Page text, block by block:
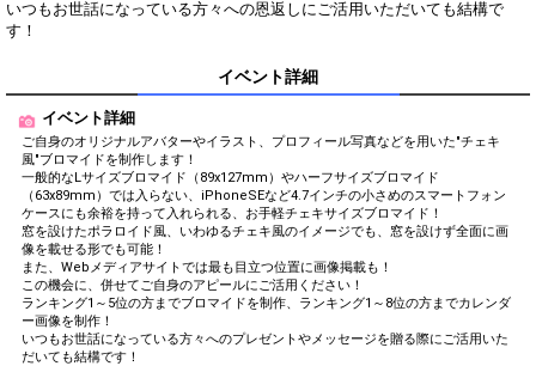
performer(s), the performer's
popularity ranking and your
To cheer on performers, you can
To send performers paid items,
you must use Show Gold.
Close
いつもお世話になっている方々への恩返しにご活用いただいても結構で
す！
イベント詳細
イベント詳細
ご自身のオリジナルアバターやイラスト、プロフィール写真などを用いた"チェキ
風"ブロマイドを制作します！
一般的なLサイズブロマイド（89x127mm）やハーフサイズブロマイド
（63x89mm）では入らない、iPhoneSEなど4.7インチの小さめのスマートフォン
ケースにも余裕を持って入れられる、お手軽チェキサイズブロマイド！
窓を設けたポラロイド風、いわゆるチェキ風のイメージでも、窓を設けず全面に画
像を載せる形でも可能！
また、Webメディアサイトでは最も目立つ位置に画像掲載も！
この機会に、併せてご自身のアピールにご活用ください！
ランキング1～5位の方までブロマイドを制作、ランキング1～8位の方までカレンダ
ー画像を制作！
いつもお世話になっている方々へのプレゼントやメッセージを贈る際にご活用いた
だいても結構です！